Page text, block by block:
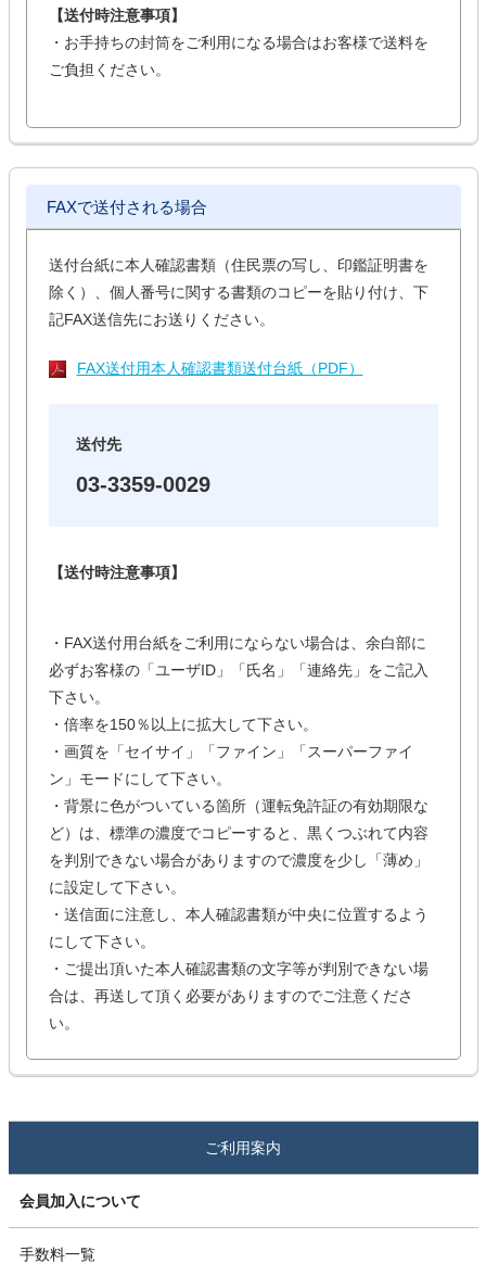
【送付時注意事項】
・お手持ちの封筒をご利用になる場合はお客様で送料を
ご負担ください。
FAXで送付される場合
送付台紙に本人確認書類（住民票の写し、印鑑証明書を
除く）、個人番号に関する書類のコピーを貼り付け、下
記FAX送信先にお送りください。
FAX送付用本人確認書類送付台紙（PDF）
送付先
03-3359-0029
【送付時注意事項】
・FAX送付用台紙をご利用にならない場合は、余白部に
必ずお客様の「ユーザID」「氏名」「連絡先」をご記入
下さい。
・倍率を150％以上に拡大して下さい。
・画質を「セイサイ」「ファイン」「スーパーファイ
ン」モードにして下さい。
・背景に色がついている箇所（運転免許証の有効期限な
ど）は、標準の濃度でコピーすると、黒くつぶれて内容
を判別できない場合がありますので濃度を少し「薄め」
に設定して下さい。
・送信面に注意し、本人確認書類が中央に位置するよう
にして下さい。
・ご提出頂いた本人確認書類の文字等が判別できない場
合は、再送して頂く必要がありますのでご注意くださ
い。
ご利用案内
会員加入について
手数料一覧